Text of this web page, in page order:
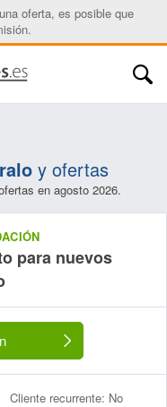
oferta, es posible que
y ofertas
en agosto 2026.
para nuevos
Cliente recurrente: No